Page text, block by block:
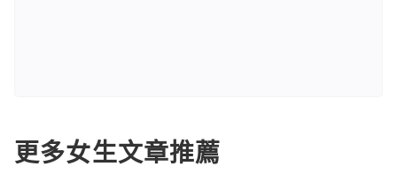
更多女生文章推薦